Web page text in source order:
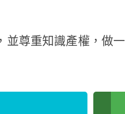
尊重知識產權，做